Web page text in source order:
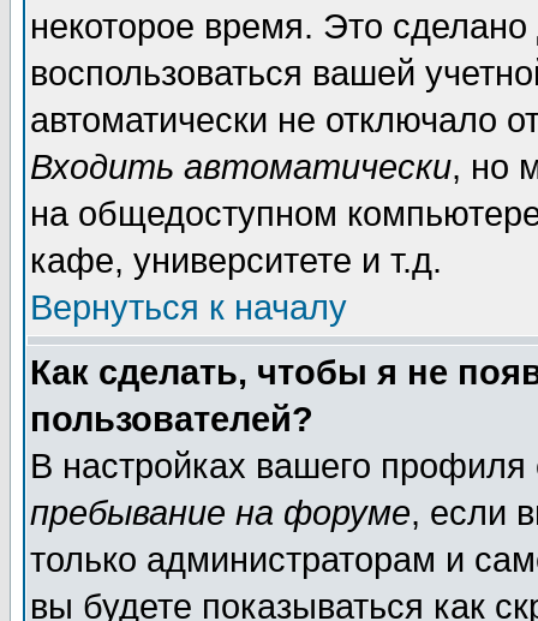
некоторое время. Это
воспользоваться вашей
автоматически не отключало
Входить автоматически, но
на общедоступном
кафе, университете и т.д.
Вернуться к началу
Как сделать, чтобы я не
пользователей?
В настройках вашего
пребывание на форуме, если
только администраторам и
вы будете показываться как